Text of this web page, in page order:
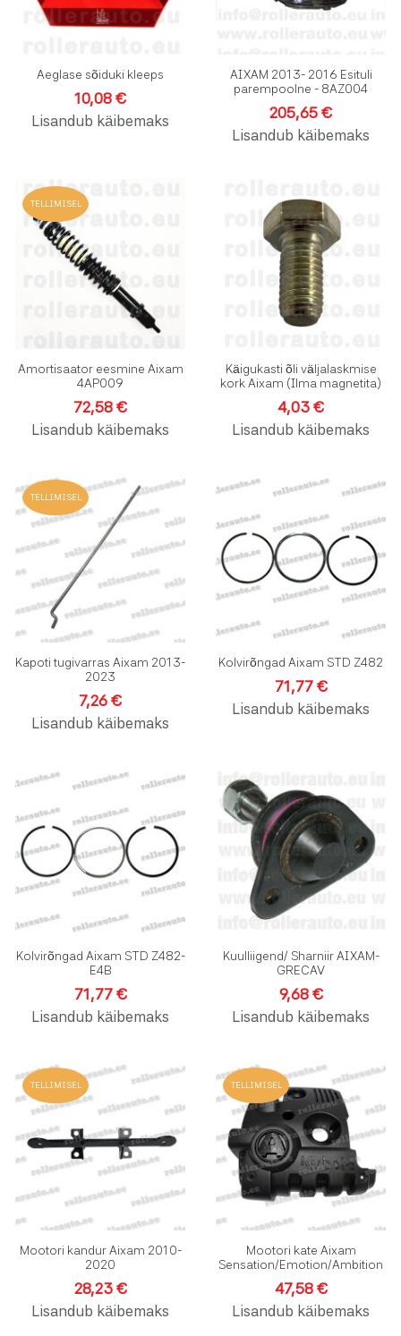
Aeglase sõiduki kleeps
10,08 €
Lisandub käibemaks
AIXAM 2013- 2016 Esituli
parempoolne - 8AZ004
205,65 €
Lisandub käibemaks
TELLIMISEL Lisa soovinimekirja
Lisa võrdlusesse
Amortisaator eesmine Aixam
4AP009
72,58 €
Lisandub käibemaks
Käigukasti õli väljalaskmise
kork Aixam (Ilma magnetita)
4,03 €
Lisandub käibemaks
TELLIMISEL Lisa soovinimekirja
Lisa võrdlusesse
Kiirvaade
Kapoti tugivarras Aixam 2013-
2023
7,26 €
Lisandub käibemaks
Kolvirõngad Aixam STD Z482
71,77 €
Lisandub käibemaks
Lisa soovinimekirja
Lisa võrdlusesse
Kiirvaade
Kolvirõngad Aixam STD Z482-
E4B
71,77 €
Lisandub käibemaks
Kuulliigend/ Sharniir AIXAM-
GRECAV
9,68 €
Lisandub käibemaks
TELLIMISEL Lisa soovinimekirja
Lisa võrdlusesse
Kiirvaade
Mootori kandur Aixam 2010-
2020
28,23 €
Lisandub käibemaks
TELLIMISEL
Mootori kate Aixam
Sensation/Emotion/Ambition
47,58 €
Lisandub käibemaks